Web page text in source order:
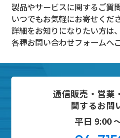
製品やサービスに関するご質
いつでもお気軽にお寄せくだ
詳細をお知りになりたい方は
各種お問い合わせフォームへ
通信販売・営業
関するお問
平日 9:00